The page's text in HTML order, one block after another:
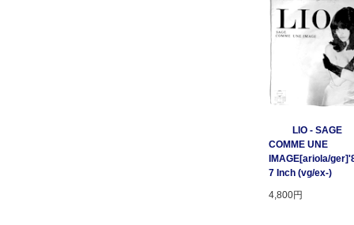
LIO - SAGE
COMME UNE
IMAGE[ariola/
7 Inch (vg/ex-)
4,800円